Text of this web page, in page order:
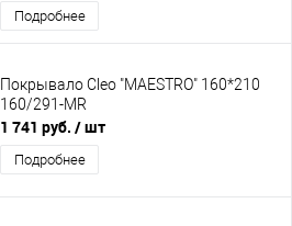
Подробнее
Покрывало Cleo "MAESTRO" 160*210
160/291-MR
1 741 руб. / шт
Подробнее